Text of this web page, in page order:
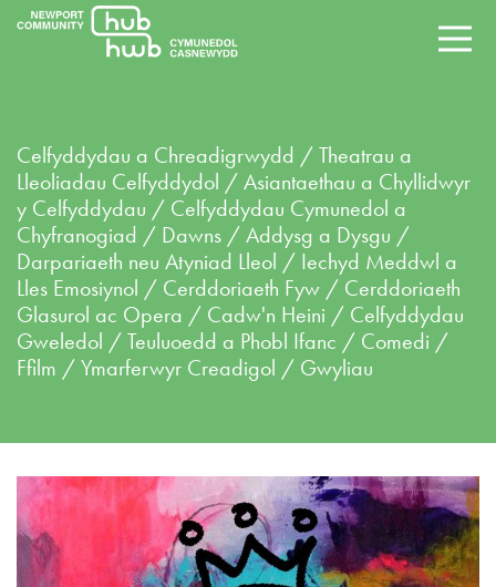
Celfyddydau a Chreadigrwydd / Theatrau a
Lleoliadau Celfyddydol / Asiantaethau a Chyllidwyr
y Celfyddydau / Celfyddydau Cymunedol a
Chyfranogiad / Dawns / Addysg a Dysgu /
Darpariaeth neu Atyniad Lleol / Iechyd Meddwl a
Lles Emosiynol / Cerddoriaeth Fyw / Cerddoriaeth
Glasurol ac Opera / Cadw'n Heini / Celfyddydau
Gweledol / Teuluoedd a Phobl Ifanc / Comedi /
Ffilm / Ymarferwyr Creadigol / Gwyliau